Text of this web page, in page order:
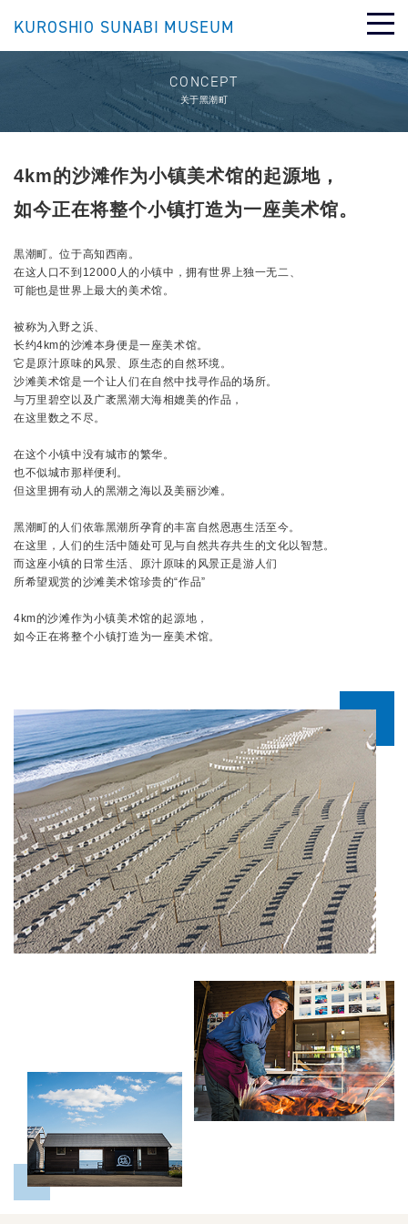
KUROSHIO SUNABI MUSEUM
English 日本語 繁體中文
CONCEPT
关于黑潮町
4km的沙滩作为小镇美术馆的起源地，
如今正在将整个小镇打造为一座美术馆。
黒潮町。位于高知西南。
在这人口不到12000人的小镇中，拥有世界上独一无二、
可能也是世界上最大的美术馆。
被称为入野之浜、
长约4km的沙滩本身便是一座美术馆。
它是原汁原味的风景、原生态的自然环境。
沙滩美术馆是一个让人们在自然中找寻作品的场所。
与万里碧空以及广袤黑潮大海相媲美的作品，
在这里数之不尽。
在这个小镇中没有城市的繁华。
也不似城市那样便利。
但这里拥有动人的黑潮之海以及美丽沙滩。
黑潮町的人们依靠黑潮所孕育的丰富自然恩惠生活至今。
在这里，人们的生活中随处可见与自然共存共生的文化以智慧。
而这座小镇的日常生活、原汁原味的风景正是游人们
所希望观赏的沙滩美术馆珍贵的“作品”
4km的沙滩作为小镇美术馆的起源地，
如今正在将整个小镇打造为一座美术馆。